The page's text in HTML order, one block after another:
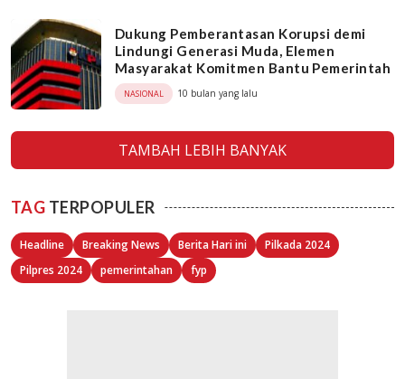
Dukung Pemberantasan Korupsi demi
Lindungi Generasi Muda, Elemen
Masyarakat Komitmen Bantu Pemerintah
NASIONAL 10 bulan yang lalu
TAMBAH LEBIH BANYAK
TAG TERPOPULER
Headline Breaking News Berita Hari ini
Pilkada 2024
Pilpres 2024
pemerintahan fyp